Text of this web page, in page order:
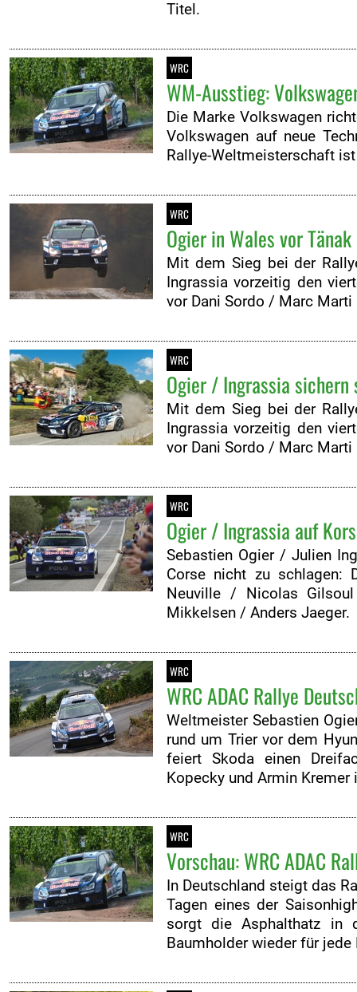
Titel.
WRC
WM-Ausstieg:
Die Marke Volkswagen
Volkswagen auf neue
Rallye-Weltmeisterschaft
WRC
Ogier in Wales vor
Mit dem Sieg bei der
Ingrassia vorzeitig den
vor Dani Sordo / Marc
WRC
Ogier / Ingrassia
Mit dem Sieg bei der
Ingrassia vorzeitig den
vor Dani Sordo / Marc
WRC
Ogier / Ingrassia auf
Sebastien Ogier / Julien
Corse nicht zu schlagen:
Neuville / Nicolas
Mikkelsen / Anders Jaeger.
WRC
WRC ADAC Rallye
Weltmeister Sebastien
rund um Trier vor dem
feiert Skoda einen
Kopecky und Armin Kremer
WRC
Vorschau: WRC ADAC
In Deutschland steigt das
Tagen eines der
sorgt die Asphalthatz in
Baumholder wieder für